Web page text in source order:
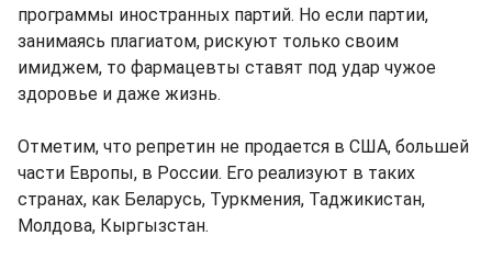
программы иностранных партий. Но если партии,
занимаясь плагиатом, рискуют только своим
имиджем, то фармацевты ставят под удар чужое
здоровье и даже жизнь.
Отметим, что репретин не продается в США, большей
части Европы, в России. Его реализуют в таких
странах, как Беларусь, Туркмения, Таджикистан,
Молдова, Кыргызстан.